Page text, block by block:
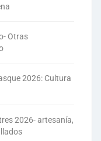
Otras
2026: Cultura
2026- artesanía,